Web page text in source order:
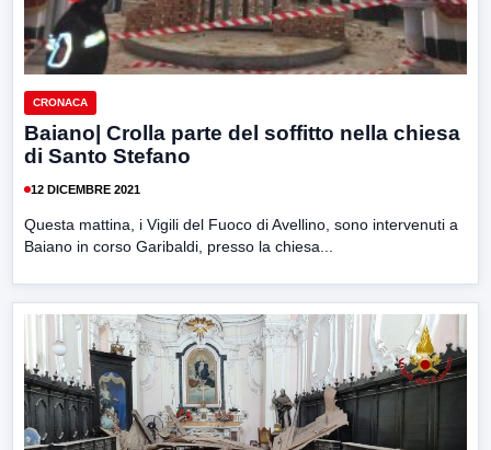
CRONACA
Baiano| Crolla parte del soffitto nella chiesa
di Santo Stefano
12 DICEMBRE 2021
Questa mattina, i Vigili del Fuoco di Avellino, sono intervenuti a
Baiano in corso Garibaldi, presso la chiesa...